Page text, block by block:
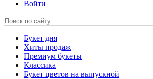
Войти
Букет дня
Хиты продаж
Премиум букеты
Классика
Букет цветов на выпускной